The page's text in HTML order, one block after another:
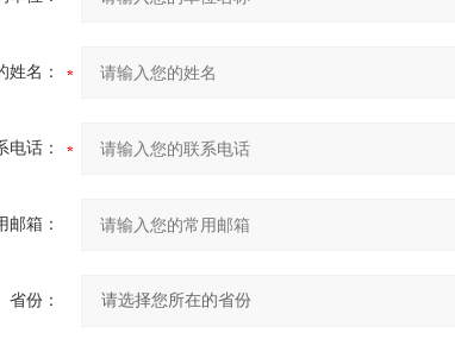
姓名：
电话：
邮箱：
省份：